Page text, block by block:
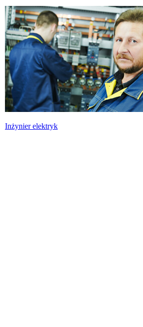
Inżynier elektryk